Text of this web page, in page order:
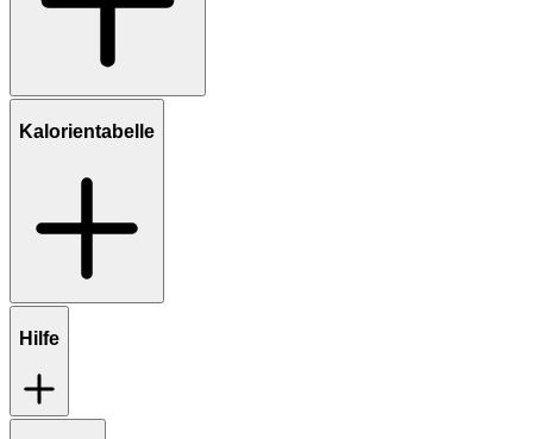
Kalorientabelle
Hilfe